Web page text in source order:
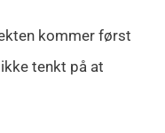
kommer først
tenkt på at